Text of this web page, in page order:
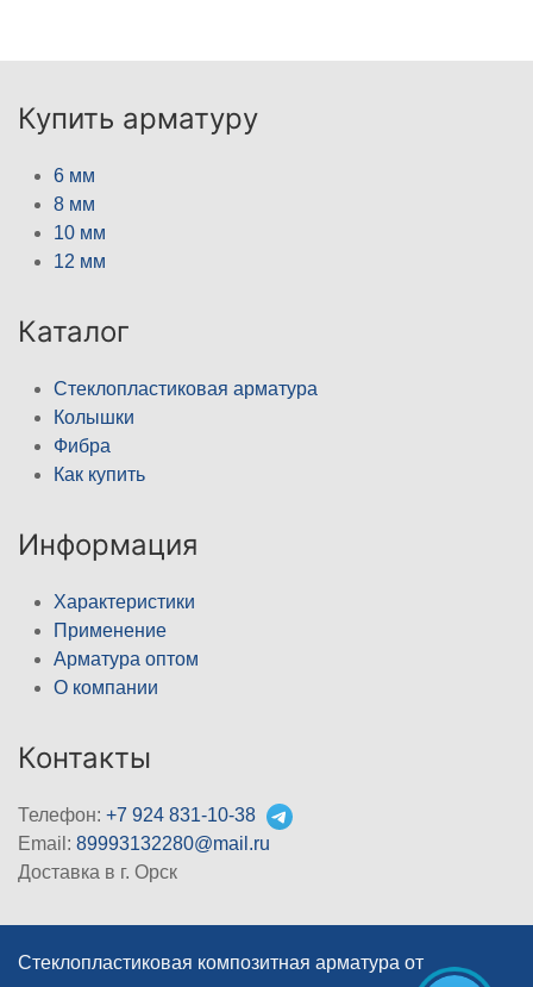
Купить арматуру
6 мм
8 мм
10 мм
12 мм
Каталог
Стеклопластиковая арматура
Колышки
Фибра
Как купить
Информация
Характеристики
Применение
Арматура оптом
О компании
Контакты
Телефон: +7 924 831-10-38
Email: 89993132280@mail.ru
Доставка в г. Орск
Стеклопластиковая композитная арматура от